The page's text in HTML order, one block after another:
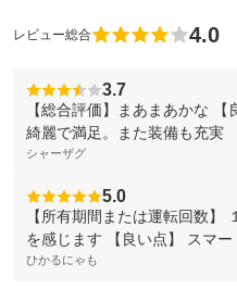
レビュー総合 4.0
3.7
【総合評価】まあまあかな
綺麗で満足。また装備も充実
シャーザグ
5.0
【所有期間または運転回数】
を感じます 【良い点】 スマー
ひかるにゃも